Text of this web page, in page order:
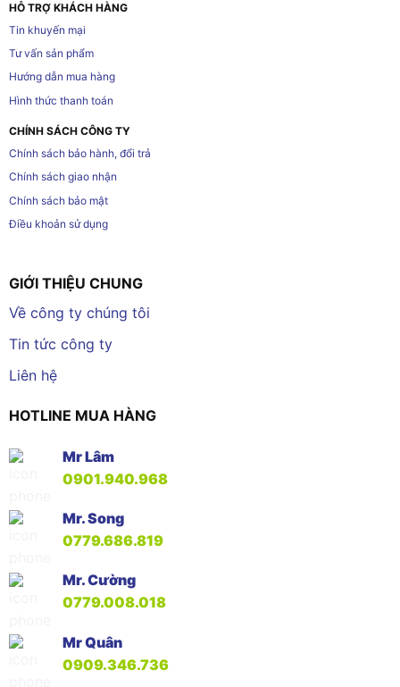
HỖ TRỢ KHÁCH HÀNG
Tin khuyến mại
Tư vấn sản phẩm
Hướng dẫn mua hàng
Hình thức thanh toán
CHÍNH SÁCH CÔNG TY
Chính sách bảo hành, đổi trả
Chính sách giao nhận
Chính sách bảo mật
Điều khoản sử dụng
GIỚI THIỆU CHUNG
Về công ty chúng tôi
Tin tức công ty
Liên hệ
HOTLINE MUA HÀNG
Mr Lâm
0901.940.968
Mr. Song
0779.686.819
Mr. Cường
0779.008.018
Mr Quân
0909.346.736